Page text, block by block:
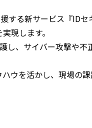
ド
ウ
で
く
する新サービス『ID
現します。
、サイバー攻撃や
ウを活かし、現場の